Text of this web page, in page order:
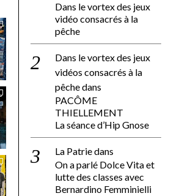
Dans le vortex des jeux
vidéo consacrés à la
pêche
Dans le vortex des jeux
vidéos consacrés à la
pêchedans
PACÔME
THIELLEMENT
La séance d’Hip Gnose
La Patriedans
On a parlé Dolce Vita et
lutte des classes avec
Bernardino Femminielli